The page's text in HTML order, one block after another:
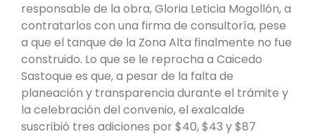
responsable de la obra, Gloria Leticia Mogollón, a
contratarlos con una firma de consultoría, pese
a que el tanque de la Zona Alta finalmente no fue
construido. Lo que se le reprocha a Caicedo
Sastoque es que, a pesar de la falta de
planeación y transparencia durante el trámite y
la celebración del convenio, el exalcalde
suscribió tres adiciones por $40, $43 y $87